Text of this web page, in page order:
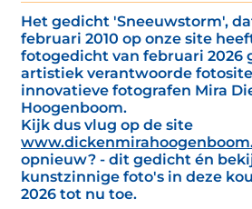
Het gedicht 'Sneeuwstorm',
februari 2010 op onze site
fotogedicht van februari 2026
artistiek verantwoorde
innovatieve fotografen Mira
Hoogenboom.
Kijk dus vlug op de site
opnieuw? - dit gedicht én
kunstzinnige foto's in deze
2026 tot nu toe.